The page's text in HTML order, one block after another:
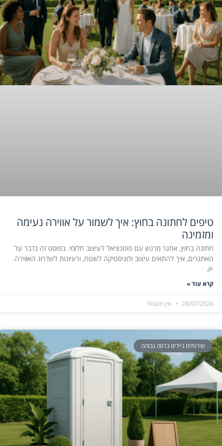
טיפים לחתונה בחוץ: איך לשמור על אווירה נעימה
ומזמינה
חתונה בחוץ, אתגר מרגש עם פוטנציאל לעיצוב חלומי. בפוסט זה נדבר על
האתגרים, איך להתאים עיצוב ולוגיסטיקה לשטח, ורעיונות לשדרוג האווירה.
🎉
קרא עוד »
28/07/2026 אין תגובות
שירותים ניידים ברמה גבוהה